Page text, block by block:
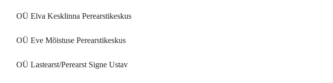
OÜ Elva Kesklinna Perearstikeskus
OÜ Eve Mõistuse Perearstikeskus
OÜ Lastearst/Perearst Signe Ustav